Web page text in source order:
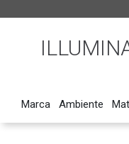
Marca Ambiente